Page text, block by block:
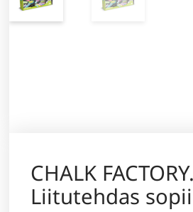
CHALK FACTORY.
Liitutehdas